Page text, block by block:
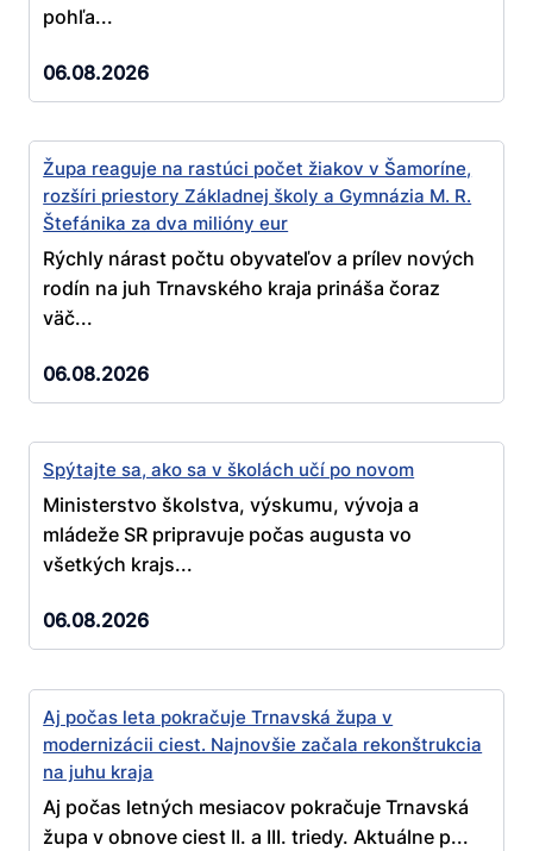
pohľa...
06.08.2026
Župa reaguje na rastúci počet žiakov v Šamoríne,
rozšíri priestory Základnej školy a Gymnázia M. R.
Štefánika za dva milióny eur
Rýchly nárast počtu obyvateľov a prílev nových
rodín na juh Trnavského kraja prináša čoraz
väč...
06.08.2026
Spýtajte sa, ako sa v školách učí po novom
Ministerstvo školstva, výskumu, vývoja a
mládeže SR pripravuje počas augusta vo
všetkých krajs...
06.08.2026
Aj počas leta pokračuje Trnavská župa v
modernizácii ciest. Najnovšie začala rekonštrukcia
na juhu kraja
Aj počas letných mesiacov pokračuje Trnavská
župa v obnove ciest II. a III. triedy. Aktuálne p...